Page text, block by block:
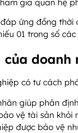
gia quan hệ
ứng đồng thời
01 trong số
của
có tư cách
giúp phân
vệ tài sản khỏi
được bảo vệ